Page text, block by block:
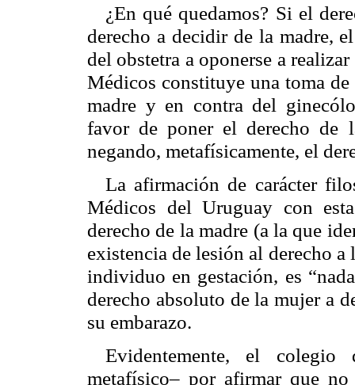
¿En qué quedamos? Si el
derecho a decidir de la madre,
del obstetra a oponerse a
Médicos constituye una toma
madre y en contra del
favor de poner el derecho de
negando, metafísicamente, el
La afirmación de carácter
Médicos del Uruguay con
derecho de la madre (a la que
existencia de lesión al derecho
individuo en gestación, es
derecho absoluto de la mujer a
su embarazo.
Evidentemente, el
metafísico– por afirmar que